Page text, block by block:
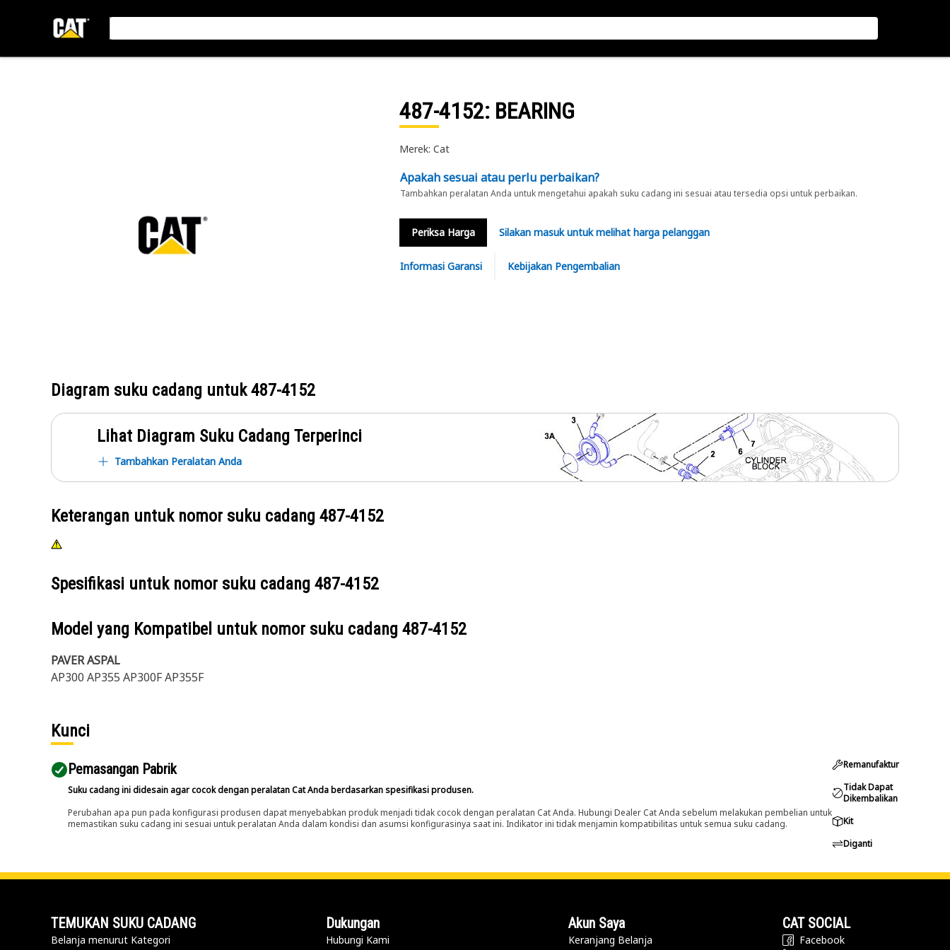
487-4152: BEARING
Merek: Cat
Apakah sesuai atau perlu perbaikan?
Tambahkan peralatan Anda untuk mengetahui apakah suku cadang ini sesuai atau tersedia opsi untuk perbaikan.
Periksa Harga Silakan masuk untuk melihat harga pelanggan
Informasi Garansi Kebijakan Pengembalian
Diagram suku cadang untuk487-4152
Lihat Diagram Suku Cadang Terperinci
Tambahkan Peralatan Anda
Keterangan untuk nomor suku cadang 487-4152
Spesifikasi untuk nomor suku cadang 487-4152
Model yang Kompatibel untuk nomor suku cadang 487-4152
PAVER ASPAL
AP300 AP355 AP300F AP355F
Kunci
Pemasangan Pabrik
Suku cadang ini didesain agar cocok dengan peralatan Cat Anda berdasarkan spesifikasi produsen.
Perubahan apa pun pada konfigurasi produsen dapat menyebabkan produk menjadi tidak cocok dengan peralatan Cat Anda. Hubungi Dealer Cat Anda sebelum melakukan pembelian untuk
memastikan suku cadang ini sesuai untuk peralatan Anda dalam kondisi dan asumsi konfigurasinya saat ini. Indikator ini tidak menjamin kompatibilitas untuk semua suku cadang.
Remanufaktur
Tidak Dapat
Dikembalikan
Kit
Diganti
TEMUKAN SUKU CADANG
Belanja menurut Kategori
Dukungan
Hubungi Kami
Akun Saya
Keranjang Belanja
CAT SOCIAL
Facebook